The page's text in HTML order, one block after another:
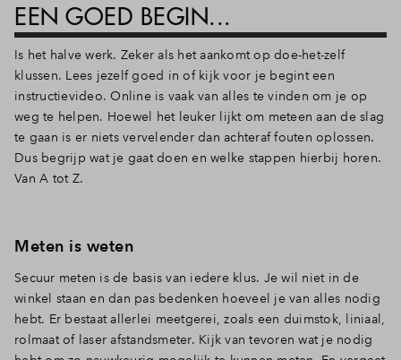
EEN GOED BEGIN...
Is het halve werk. Zeker als het aankomt op doe-het-zelf
klussen. Lees jezelf goed in of kijk voor je begint een
instructievideo. Online is vaak van alles te vinden om je op
weg te helpen. Hoewel het leuker lijkt om meteen aan de slag
te gaan is er niets vervelender dan achteraf fouten oplossen.
Dus begrijp wat je gaat doen en welke stappen hierbij horen.
Van A tot Z.
Meten is weten
Secuur meten is de basis van iedere klus. Je wil niet in de
winkel staan en dan pas bedenken hoeveel je van alles nodig
hebt. Er bestaat allerlei meetgerei, zoals een duimstok, liniaal,
rolmaat of laser afstandsmeter. Kijk van tevoren wat je nodig